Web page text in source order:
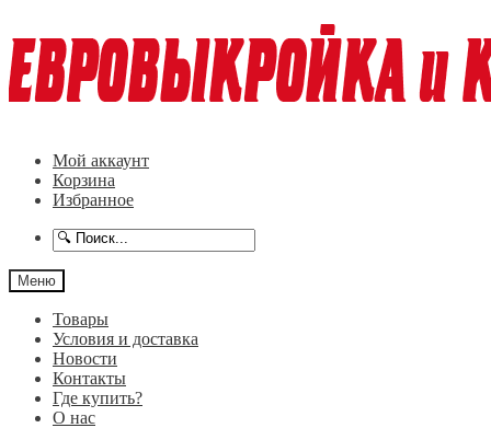
к
навигации
к
содержимому
Мой аккаунт
Корзина
Избранное
Меню
Товары
Условия и доставка
Новости
Контакты
Где купить?
О нас